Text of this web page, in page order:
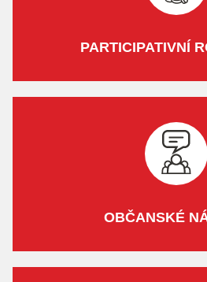
PARTICIPATIVNÍ
OBČANSKÉ